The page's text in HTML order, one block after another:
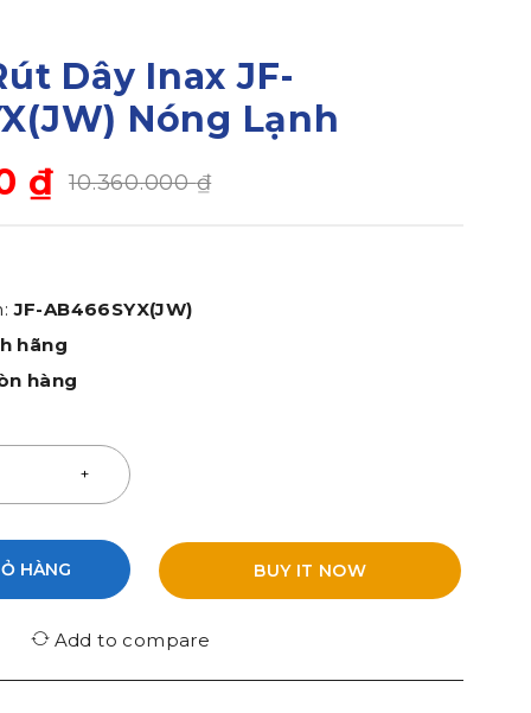
Dây Inax JF-
Nóng Lạnh
10.360.000₫
₫
JF-AB466SYX(JW)
hãng
hàng
HÀNG BUY IT NOW
Add to compare